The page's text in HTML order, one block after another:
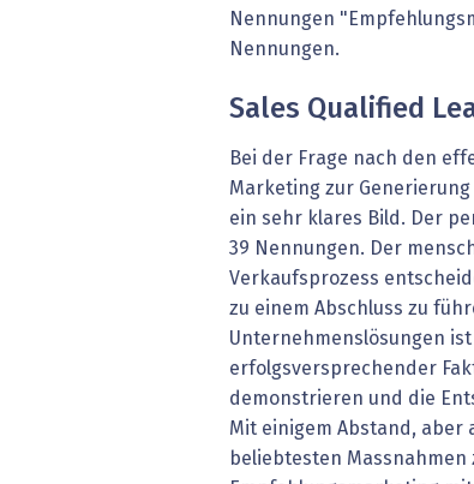
Nennungen
Nennungen.
Sales Qualified
Bei der Frage nach den
Marketing zur Generierung
ein sehr klares Bild. Der
39 Nennungen. Der
Verkaufsprozess
zu einem Abschluss zu
Unternehmenslösungen
erfolgsversprechender
demonstrieren und die
Mit einigem Abstand, aber
beliebtesten Massnahmen